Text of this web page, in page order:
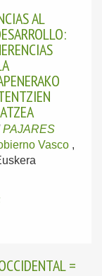
AL
PAJARES
Vasco ,
=